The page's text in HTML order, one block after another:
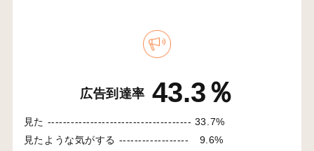
広告到達率 43.3％
見た ------------------------------------- 33.7%
見たような気がする ------------------
9.6%